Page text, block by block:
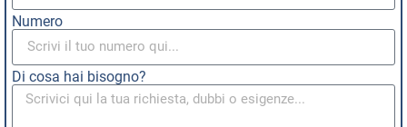
Numero
Di cosa hai bisogno?